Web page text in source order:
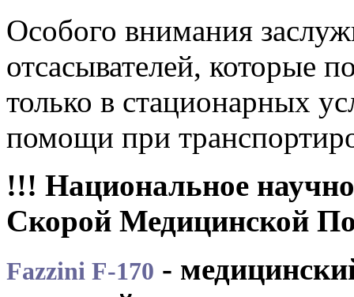
Особого внимания
отсасывателей, которые
только в стационарных
помощи при
!!! Национальное
Скорой Медицинской
Fazzini F-170 -